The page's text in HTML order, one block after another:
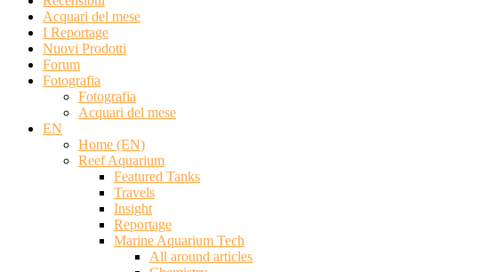
Acquari del mese
I Reportage
Nuovi Prodotti
Forum
Fotografia
Fotografia
Acquari del mese
EN
Home (EN)
Reef Aquarium
Featured Tanks
Travels
Insight
Reportage
Marine Aquarium Tech
All around articles